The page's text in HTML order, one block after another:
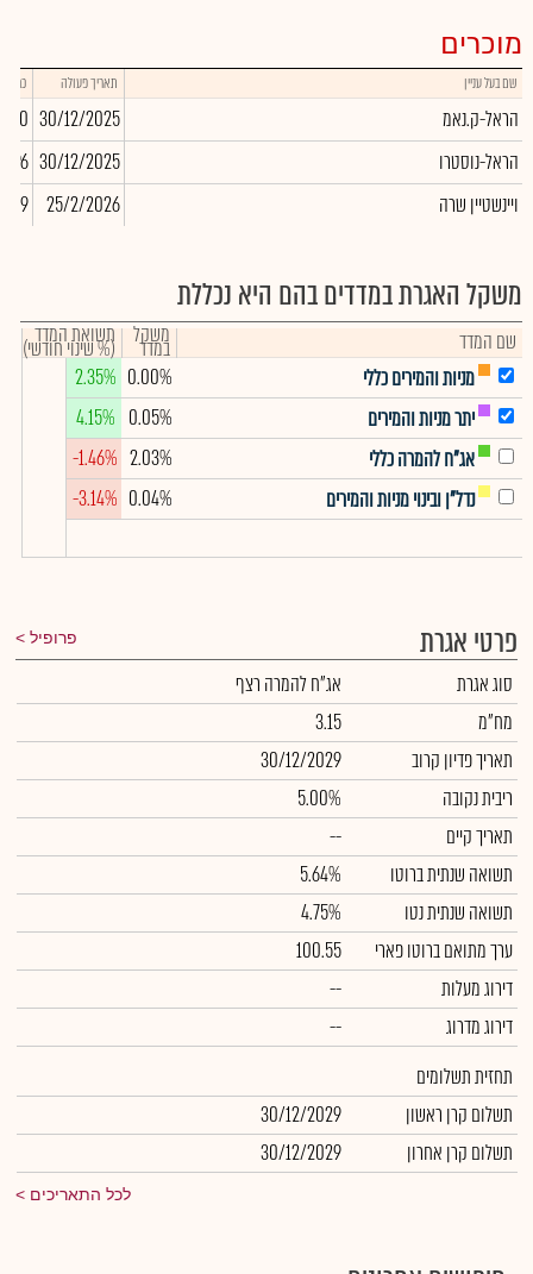
מוכרים
שם בעל עניין תאריך פעולה כמות
הראל-ק.נאמ 30/12/2025
הראל-נוסטרו
30/12/2025
-96
ויינשטיין שרה
25/2/2026
משקל האגרת במדדים בהם היא נכללת
שם המדד משקל
במדד תשואת המדד
(% שינוי חודשי)
מניות והמירים כללי
0.00%
2.35%
יתר מניות והמירים
0.05%
4.15%
אג"ח להמרה כללי
2.03%
-1.46%
נדל"ן ובינוי מניות והמירים
0.04%
-3.14%
פרטי אגרת פרופיל
סוג אגרת
אג"ח להמרה רצף
מח"מ
3.15
תאריך פדיון קרוב
30/12/2029
ריבית נקובה
5.00%
תאריך קיים
--
תשואה שנתית ברוטו
5.64%
תשואה שנתית נטו
4.75%
ערך מתואם ברוטו פארי
100.55
דירוג מעלות
--
דירוג מדרוג
--
תחזית תשלומים
תשלום קרן ראשון
30/12/2029
תשלום קרן אחרון
30/12/2029
לכל התאריכים